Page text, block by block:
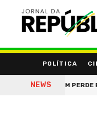
POLÍTICA
NEWS
'QUEM PERDE FIOS,